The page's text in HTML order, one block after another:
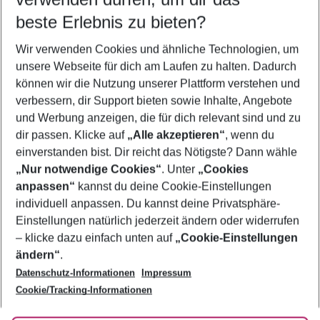
5-8 Nächte
2 Erwachsene Keine Kinder
Mehr Filter anzeigen
Footer
Footer navigation
Über uns
AGB
Bestpreisgarantie
Cookie-Einstellungen ändern
Cookie-Richtlinie
Agenturbetreuung
Barrierefreies Reisen
Folge uns
beste Erlebnis zu bieten?
Wir verwenden Cookies und ähnliche Technologien, um
unsere Webseite für dich am Laufen zu halten. Dadurch
können wir die Nutzung unserer Plattform verstehen und
verbessern, dir Support bieten sowie Inhalte, Angebote
und Werbung anzeigen, die für dich relevant sind und zu
dir passen. Klicke auf „Alle akzeptieren“, wenn du
einverstanden bist. Dir reicht das Nötigste? Dann wähle
„Nur notwendige Cookies“. Unter „Cookies
anpassen“ kannst du deine Cookie-Einstellungen
individuell anpassen. Du kannst deine Privatsphäre-
Einstellungen natürlich jederzeit ändern oder widerrufen
– klicke dazu einfach unten auf „Cookie-Einstellungen
ändern“.
Datenschutz-Informationen
Impressum
Cookie/Tracking-Informationen